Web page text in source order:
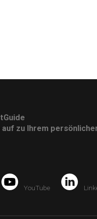
auf zu Ihrem
YouTube